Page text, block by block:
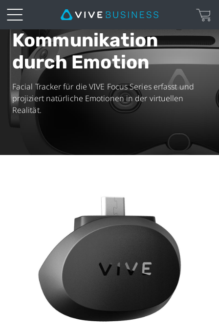
Facial
Tracker
for
VIVE
Focus
Series
Kommunikation
durch Emotion
Facial Tracker für die VIVE Focus Series erfasst und
projiziert natürliche Emotionen in der virtuellen
Realität.